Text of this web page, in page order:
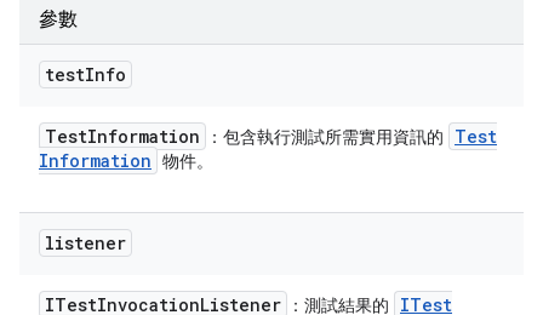
參數
testInfo
TestInformation ：包含執行測試所需實用資訊的
Test
Information 物件。
listener
ITestInvocationListener ：測試結果的
ITest